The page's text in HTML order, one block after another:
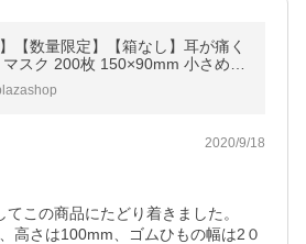
】【数量限定】【箱なし】耳が痛く
スク 200枚 150×90mm 小さめ 9
フィルター 不織布マスク 使い捨て
ウイルス 花粉
2020/9/18
この商品にたどり着きました。
高さは100mm、ゴムひもの幅は2０